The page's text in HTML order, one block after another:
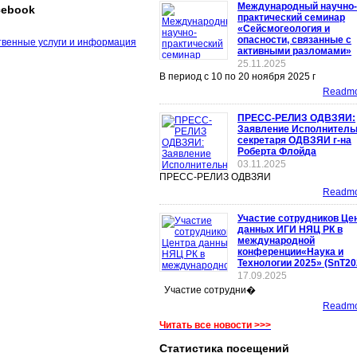
Международный научно-
практический семинар
«Сейсмогеология и
опасности, связанные с
активными разломами»
25.11.2025
В период с 10 по 20 ноября 2025 г
ПРЕСС-РЕЛИЗ ОДВЗЯИ:
Заявление
секретаря ОДВЗЯИ г-на
Роберта Флойда
03.11.2025
ПРЕСС-РЕЛИЗ ОДВЗЯИ
Участие сотрудников
данных ИГИ НЯЦ РК в
международной
конференции«Наука и
Технологии 2025»
17.09.2025
Участие сотрудни�
Читать все новости >>>
Статистика посещений